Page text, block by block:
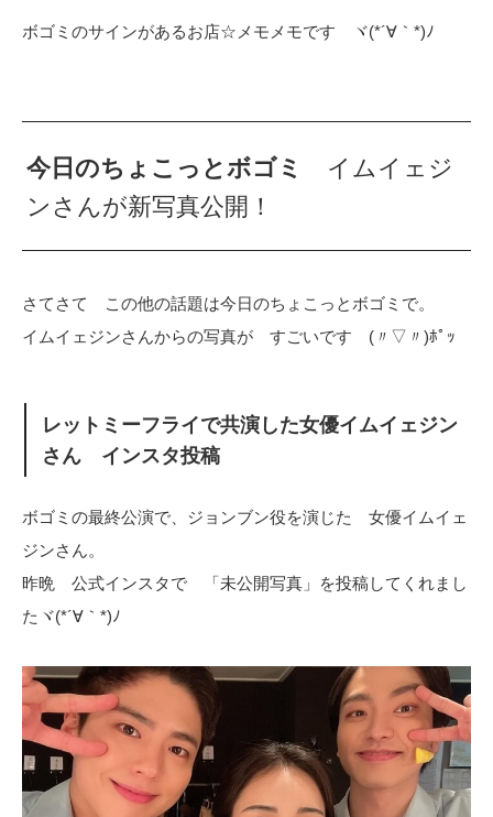
ボゴミのサインがあるお店☆メモメモです ヾ(*´∀｀*)ﾉ
今日のちょこっとボゴミ
イムイェジ
ンさんが新写真公開！
さてさて この他の話題は今日のちょこっとボゴミで。
イムイェジンさんからの写真が すごいです (〃▽〃)ﾎﾟｯ
レットミーフライで共演した女優イムイェジン
さん インスタ投稿
ボゴミの最終公演で、ジョンブン役を演じた 女優イムイェ
ジンさん。
昨晩 公式インスタで 「未公開写真」を投稿してくれまし
たヾ(*´∀｀*)ﾉ